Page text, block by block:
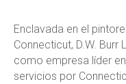
Enclavada en el
Connecticut, D.W.
como empresa líder
servicios por